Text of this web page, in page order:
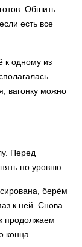
Обшить
есть все
к одному из
вагонку можно
Перед
по уровню.
берём
к ней. Снова
продолжаем
конца.